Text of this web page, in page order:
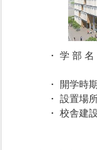
・ 学
・ 開学時
・ 設置場
・ 校舎建